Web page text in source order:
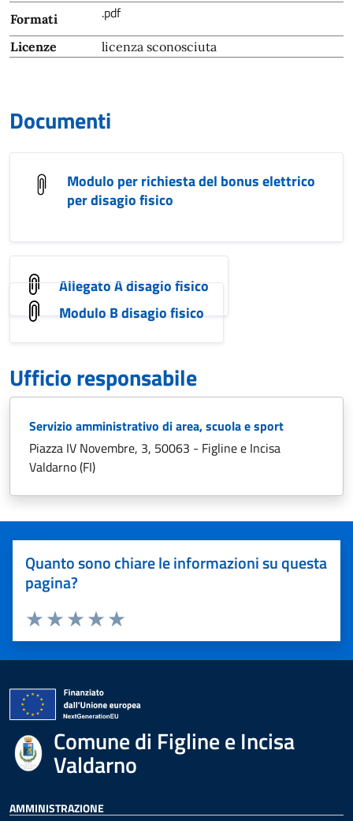
Formati
.pdf
Licenze licenza sconosciuta
Documenti
Modulo per richiesta del bonus elettrico
per disagio fisico
Allegato A disagio fisico
Modulo B disagio fisico
Ufficio responsabile
Servizio amministrativo di area, scuola e sport
Piazza IV Novembre, 3, 50063 - Figline e Incisa
Valdarno (FI)
Quanto sono chiare le informazioni su questa
pagina?
Valuta 5 stelle su 5
Valuta 4 stelle su 5
Valuta 3 stelle su 5
Valuta 2 stelle su 5
Valuta 1 stelle su 5
Comune di Figline e Incisa
Valdarno
AMMINISTRAZIONE